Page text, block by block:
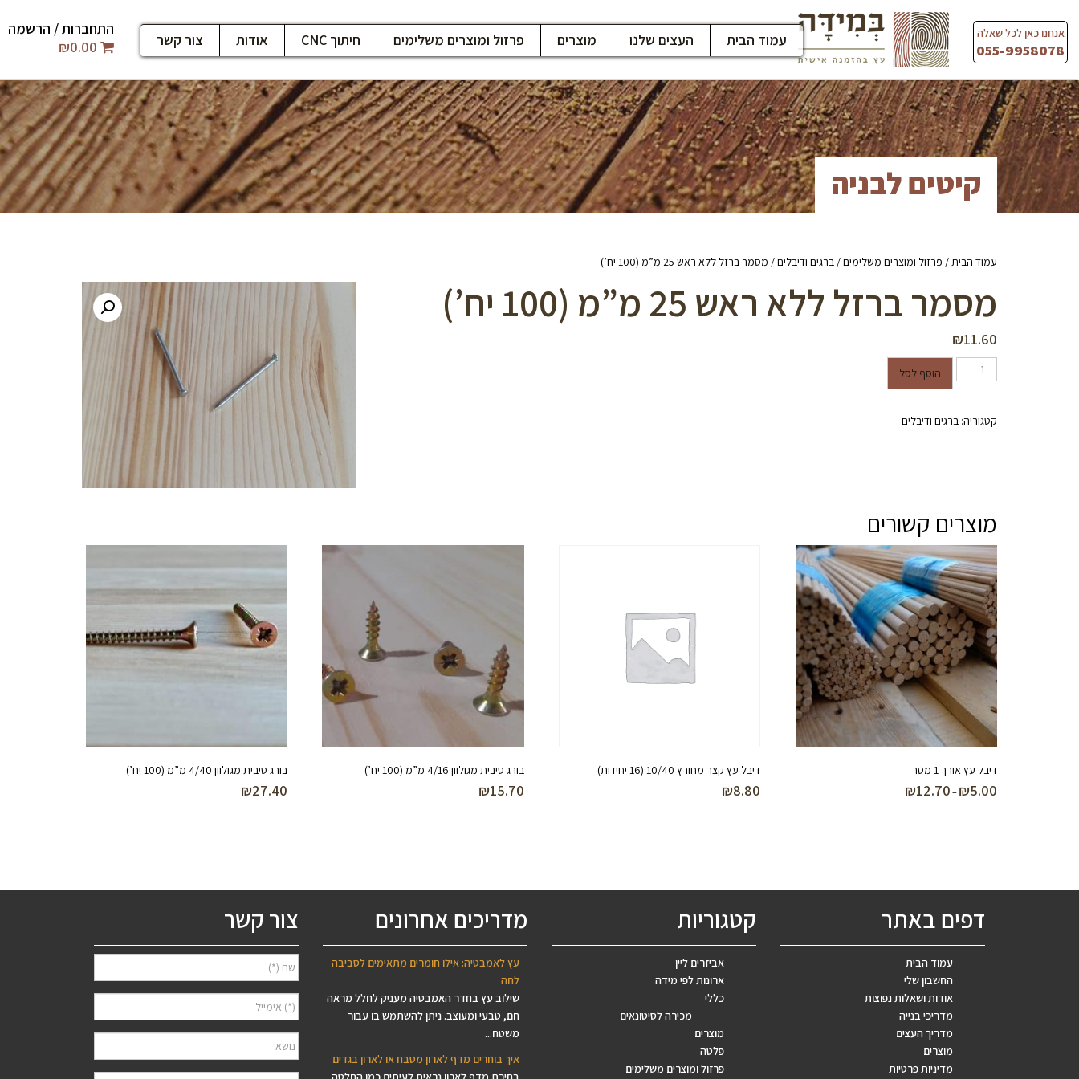
content
אנחנו כאן לכל שאלה
055-9958078
עמוד הבית העצים שלנו מוצרים פרזול ומוצרים משלימים חיתוך CNC אודות צור קשר
התחברות / הרשמה
₪0.00
קיטים לבניה
עמוד הבית/ פרזול ומוצרים משלימים/ ברגים ודיבלים/ מסמר ברזל ללא ראש 25 מ”מ (100 יח’)
מסמר ברזל ללא ראש 25 מ”מ (100 יח’)
₪11.60
כמות של מסמר ברזל ללא ראש 25 מ"מ (100 יח')
הוסף לסל
קטגוריה: ברגים ודיבלים
מוצרים קשורים
דיבל עץ אורך 1 מטר
₪5.00
–
₪12.70
דיבל עץ קצר מחורץ 10/40 (16 יחידות)
₪8.80
בורג סיבית מגולוון 4/16 מ”מ (100 יח’)
₪15.70
בורג סיבית מגולוון 4/40 מ”מ (100 יח’)
₪27.40
דפים באתר
עמוד הבית
החשבון שלי
אודות ושאלות נפוצות
מדריכי בנייה
מדריך העצים
מוצרים
מדיניות פרטיות
קטגוריות
אביזרים ליין
ארונות לפי מידה
כללי
מכירה לסיטונאים
מוצרים
פלטה
פרזול ומוצרים משלימים
מדריכים אחרונים
עץ לאמבטיה: אילו חומרים מתאימים לסביבה
לחה
שילוב עץ בחדר האמבטיה מעניק לחלל מראה
חם, טבעי ומעוצב. ניתן להשתמש בו עבור
משטח...
איך בוחרים מדף לארון מטבח או לארון בגדים
צור קשר